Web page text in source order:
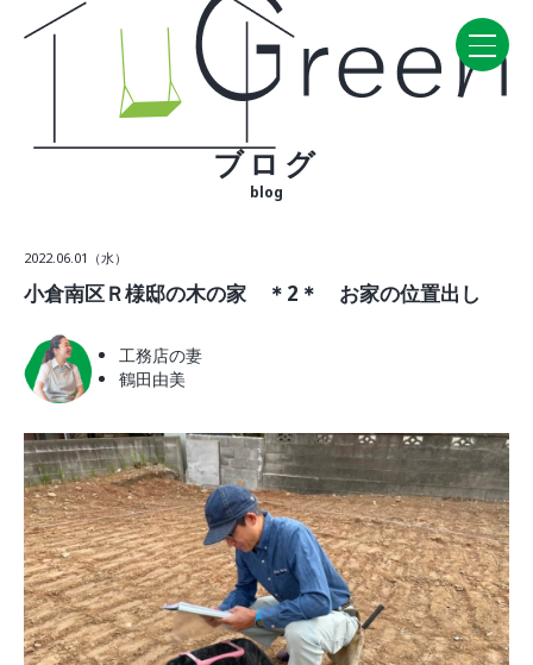
CONCEPT・BUILD
コンセプト
ラインナップ
建築実例
VISIT
モデルルーム
イベント
ABOUT
会社概要
ブログ
ブログ
blog
2022.06.01（水）
小倉南区Ｒ様邸の木の家 ＊2＊ お家の位置出し
工務店の妻
鶴田由美